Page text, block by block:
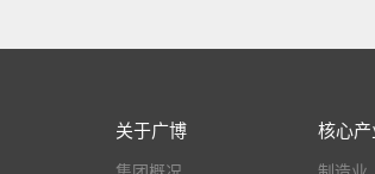
关于广博 核心产